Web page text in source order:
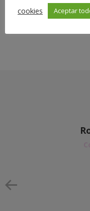
California,
cookies
Aceptar